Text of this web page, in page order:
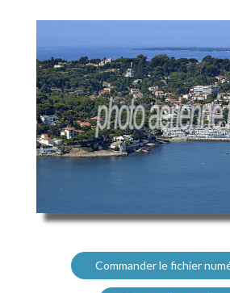
Commander le fichier